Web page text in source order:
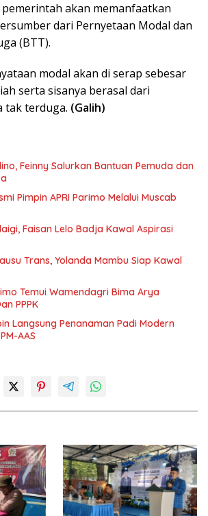
akan memanfaatkan
dari Pernyetaan Modal dan
(BTT).
modal akan di serap sebesar
serta sisanya berasal dari
tak terduga. (Galih)
Feinny Salurkan Bantuan Pemuda dan
Pimpin APRI Parimo Melalui Muscab
Faisan Lelo Badja Kawal Aspirasi
Trans, Yolanda Mambu Siap Kawal
Temui Wamendagri Bima Arya
PPPK
Langsung Penanaman Padi Modern
AAS